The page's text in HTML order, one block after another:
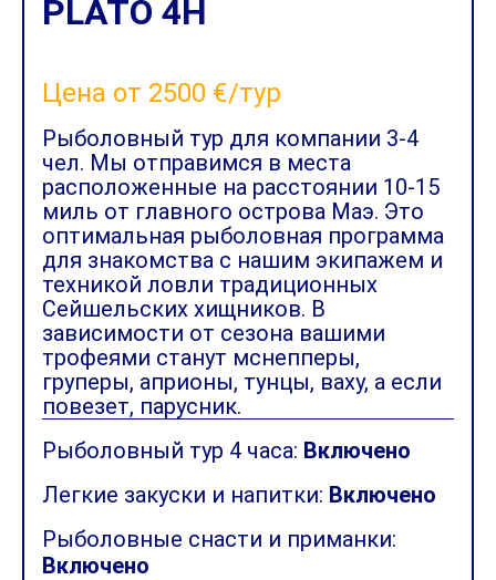
PLATO 4H
Цена от 2500 €/тур
Рыболовный тур для компании 3-4
чел. Мы отправимся в места
расположенные на расстоянии 10-15
миль от главного острова Маэ. Это
оптимальная рыболовная программа
для знакомства с нашим экипажем и
техникой ловли традиционных
Сейшельских хищников. В
зависимости от сезона вашими
трофеями станут мснепперы,
груперы, априоны, тунцы, ваху, а если
повезет, парусник.
Рыболовный тур 4 часа: Включено
Легкие закуски и напитки: Включено
Рыболовные снасти и приманки:
Включено